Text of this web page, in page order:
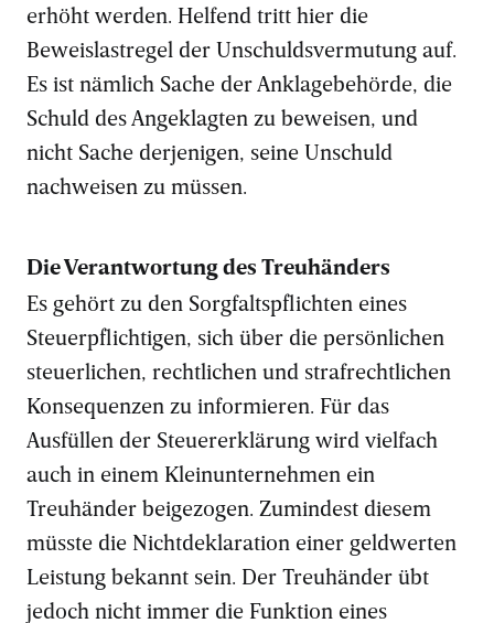
erhöht werden. Helfend tritt hier die
Beweislastregel der Unschuldsvermutung auf.
Es ist nämlich Sache der Anklagebehörde, die
Schuld des Angeklagten zu beweisen, und
nicht Sache derjenigen, seine Unschuld
nachweisen zu müssen.
Die Verantwortung des Treuhänders
Es gehört zu den Sorgfaltspflichten eines
Steuerpflichtigen, sich über die persönlichen
steuerlichen, rechtlichen und strafrechtlichen
Konsequenzen zu informieren. Für das
Ausfüllen der Steuererklärung wird vielfach
auch in einem Kleinunternehmen ein
Treuhänder beigezogen. Zumindest diesem
müsste die Nichtdeklaration einer geldwerten
Leistung bekannt sein. Der Treuhänder übt
jedoch nicht immer die Funktion eines